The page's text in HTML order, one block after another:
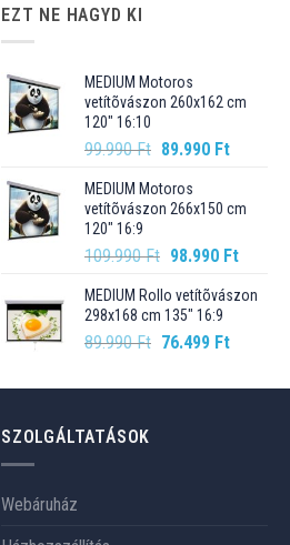
EZT NE HAGYD KI
MEDIUM Motoros
vetítõvászon 260x162 cm
120" 16:10
99.990Ft Original
was:
99.990 Ft.
89.990 FtCurrent
89.990 Ft.
MEDIUM Motoros
vetítõvászon 266x150 cm
120" 16:9
109.990Ft Original
was:
109.990 Ft.
98.990 FtCurrent
is:
MEDIUM Rollo vetítõvászon
298x168 cm 135" 16:9
89.990Ft Original
was:
76.499 FtCurrent
is:
SZOLGÁLTATÁSOK
Webáruház